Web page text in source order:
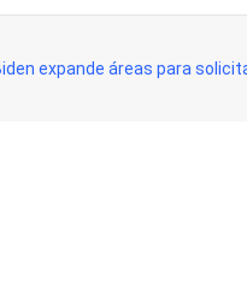
expande áreas para